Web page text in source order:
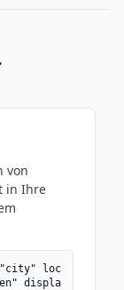
von
in Ihre
loc
displa